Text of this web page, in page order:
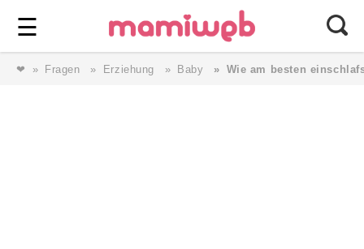
☰ ⎯ Wir lieben Familie ⎯
❤ Fragen Erziehung Baby Wie am besten